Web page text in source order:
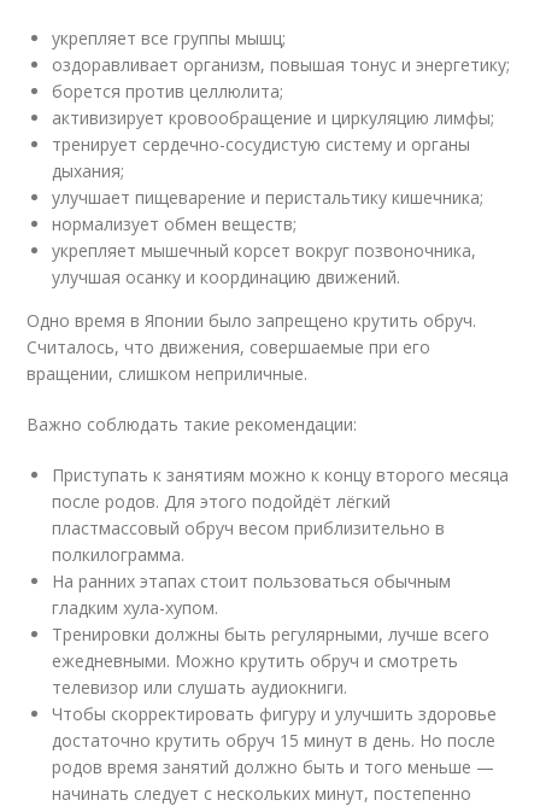
укрепляет все группы мышц;
оздоравливает организм, повышая тонус и энергетику;
борется против целлюлита;
активизирует кровообращение и циркуляцию лимфы;
тренирует сердечно-сосудистую систему и органы
дыхания;
улучшает пищеварение и перистальтику кишечника;
нормализует обмен веществ;
укрепляет мышечный корсет вокруг позвоночника,
улучшая осанку и координацию движений.
Одно время в Японии было запрещено крутить обруч.
Считалось, что движения, совершаемые при его
вращении, слишком неприличные.
Важно соблюдать такие рекомендации:
Приступать к занятиям можно к концу второго месяца
после родов. Для этого подойдёт лёгкий
пластмассовый обруч весом приблизительно в
полкилограмма.
На ранних этапах стоит пользоваться обычным
гладким хула-хупом.
Тренировки должны быть регулярными, лучше всего
ежедневными. Можно крутить обруч и смотреть
телевизор или слушать аудиокниги.
Чтобы скорректировать фигуру и улучшить здоровье
достаточно крутить обруч 15 минут в день. Но после
родов время занятий должно быть и того меньше —
начинать следует с нескольких минут, постепенно